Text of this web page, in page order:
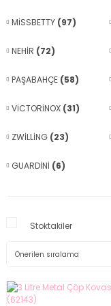
MİSSBETTY (97)
NEHİR (72)
PAŞABAHÇE (58)
VİCTORİNOX (31)
ZWİLLİNG (23)
GUARDİNİ (6)
Stoktakiler